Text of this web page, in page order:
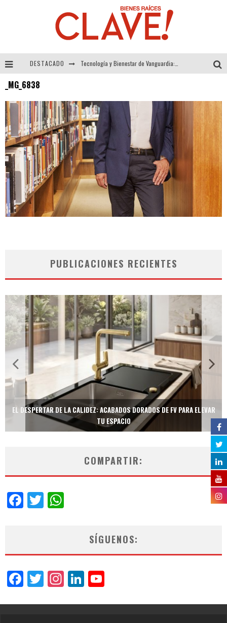
DESTACADO
Alexandra Bedoya – La Constancia detrás de La Paletería
_MG_6838
PUBLICACIONES RECIENTES
EL DESPERTAR DE LA CALIDEZ: ACABADOS DORADOS DE FV PARA ELEVAR
TU ESPACIO
COMPARTIR:
Facebook
Twitter
SÍGUENOS:
Facebook
Twitter
Instagram
LinkedIn